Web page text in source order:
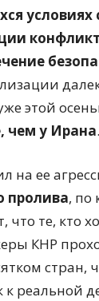
условиях
этой
чем у Ирана.
на ее
пролива, по
что те, кто
КНР
стран,
реальной